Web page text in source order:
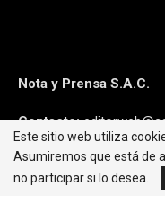
Nota y Prensa S.A.C.
Contacto:
Síguenos:
Este sitio web utiliza
Asumiremos que está de
no participar si lo desea.